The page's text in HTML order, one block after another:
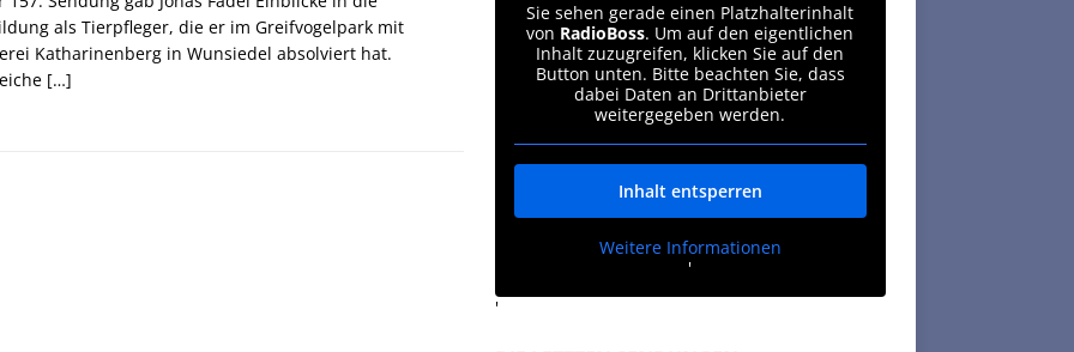
als Tierpfleger, die er im Greifvogelpark mit
Katharinenberg in Wunsiedel absolviert hat.
[…]
Sie sehen gerade einen Platzhalterinhalt
von RadioBoss. Um auf den eigentlichen
Inhalt zuzugreifen, klicken Sie auf den
Button unten. Bitte beachten Sie, dass
dabei Daten an Drittanbieter
weitergegeben werden.
Inhalt entsperren
Weitere Informationen
'
'